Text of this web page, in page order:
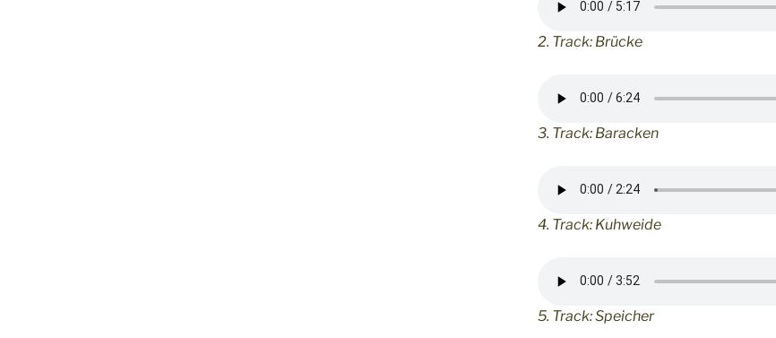
2. Track: Brücke
3. Track: Baracken
4. Track: Kuhweide
5. Track: Speicher